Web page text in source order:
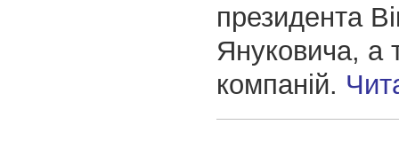
президента
Януковича, а
компаній.